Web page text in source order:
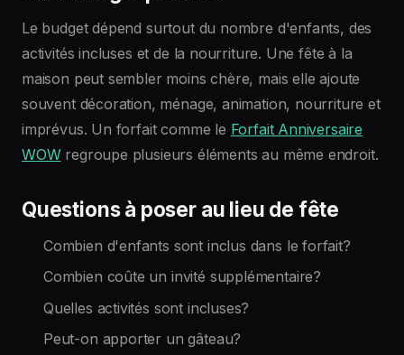
Le budget dépend surtout du nombre d'enfants, des
activités incluses et de la nourriture. Une fête à la
maison peut sembler moins chère, mais elle ajoute
souvent décoration, ménage, animation, nourriture et
imprévus. Un forfait comme le Forfait Anniversaire
WOWregroupe plusieurs éléments au même endroit.
Questions à poser au lieu de fête
Combien d'enfants sont inclus dans le forfait?
Combien coûte un invité supplémentaire?
Quelles activités sont incluses?
Peut-on apporter un gâteau?